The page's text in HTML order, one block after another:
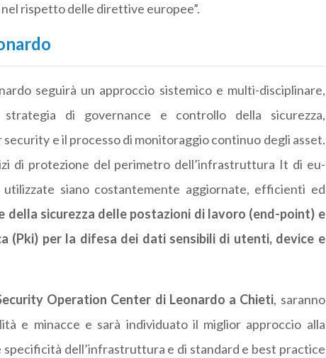
rispetto delle direttive europee”.
seguirà un approccio sistemico e multi-disciplinare,
di governance e controllo della sicurezza,
e il processo di monitoraggio continuo degli asset.
di protezione del perimetro dell’infrastruttura It di eu-
siano costantemente aggiornate, efficienti ed
della sicurezza delle postazioni di lavoro (end-point) e
(Pki) per la difesa dei dati sensibili di utenti, device e
Operation Center di Leonardo a Chieti, saranno
e minacce e sarà individuato il miglior approccio alla
dell’infrastruttura e di standard e best practice